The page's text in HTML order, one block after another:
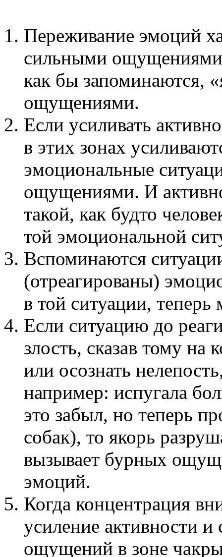
Переживание эмоций
сильными ощущениями
как бы запоминаются,
ощущениями.
Если усиливать
в этих зонах
эмоциональные
ощущениями. И
такой, как будто
той эмоциональной
Вспоминаются
(отреагированы)
в той ситуации, теперь
Если ситуацию до
злость, сказав тому на
или осознать
например: испугала
это забыл, но теперь
собак), то якорь
вызывает бурных
эмоций.
Когда концентрация
усиление активности и
ощущений в зоне